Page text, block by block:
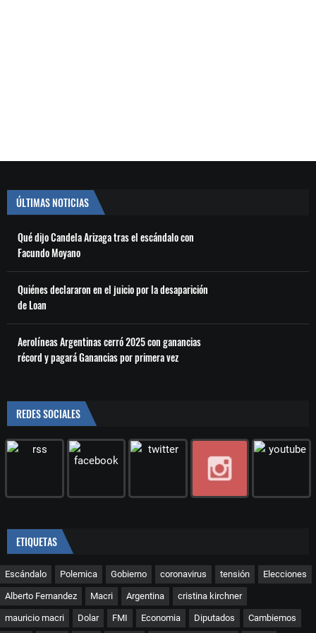
ÚLTIMAS NOTICIAS
Qué dijo Candela Arizaga tras el escándalo con
Facundo Moyano
Quiénes declararon en el juicio por la desaparición
de Loan
Aerolíneas Argentinas cerró 2025 con ganancias
récord y pagará Ganancias por primera vez
REDES SOCIALES
ETIQUETAS
Escándalo Polemica Gobierno coronavirus tensión Elecciones
Alberto Fernandez Macri Argentina cristina kirchner
mauricio macri Dolar FMI Economia Diputados Cambiemos